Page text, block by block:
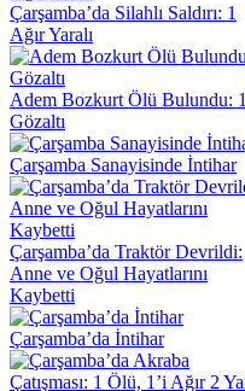
Çarşamba’da Silahlı Saldırı: 1
Ağır Yaralı
Adem Bozkurt Ölü Bulundu: 1
Gözaltı
Çarşamba Sanayisinde İntihar
Çarşamba’da Traktör Devrildi:
Anne ve Oğul Hayatlarını
Kaybetti
Çarşamba’da İntihar